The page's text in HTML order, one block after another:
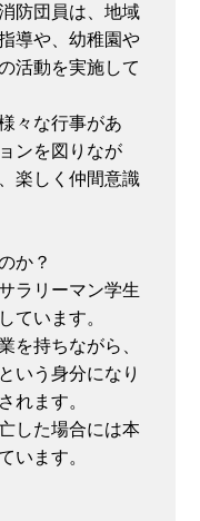
防団員は、地域
導や、幼稚園や
活動を実施して
々な行事があ
ンを図りなが
楽しく仲間意識
か？
ラリーマン学生
ています。
を持ちながら、
いう身分になり
れます。
した場合には本
います。